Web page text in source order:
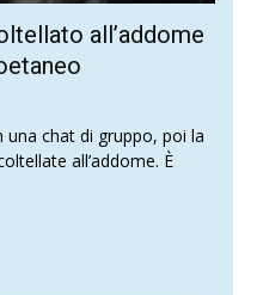
all’addome
chat di gruppo, poi la
all’addome. È